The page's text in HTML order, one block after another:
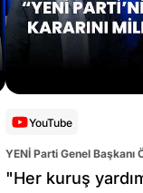
YouTube
YENİ Parti Genel Başkanı
Altaylı
"Her kuruş